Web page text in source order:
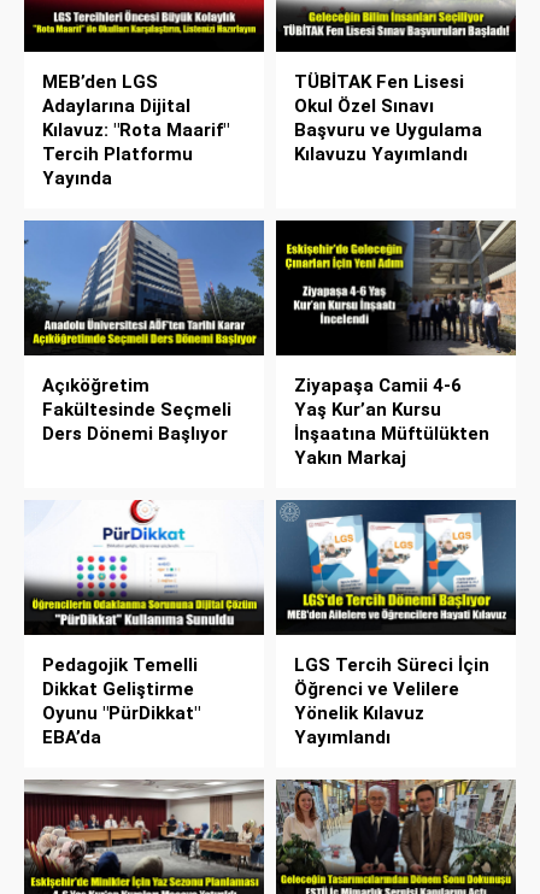
MEB’den LGS
Adaylarına Dijital
Kılavuz: "Rota Maarif"
Tercih Platformu
Yayında
TÜBİTAK Fen Lisesi
Okul Özel Sınavı
Başvuru ve Uygulama
Kılavuzu Yayımlandı
Açıköğretim
Fakültesinde Seçmeli
Ders Dönemi Başlıyor
Ziyapaşa Camii 4-6
Yaş Kur’an Kursu
İnşaatına Müftülükten
Yakın Markaj
Pedagojik Temelli
Dikkat Geliştirme
Oyunu "PürDikkat"
EBA’da
LGS Tercih Süreci İçin
Öğrenci ve Velilere
Yönelik Kılavuz
Yayımlandı